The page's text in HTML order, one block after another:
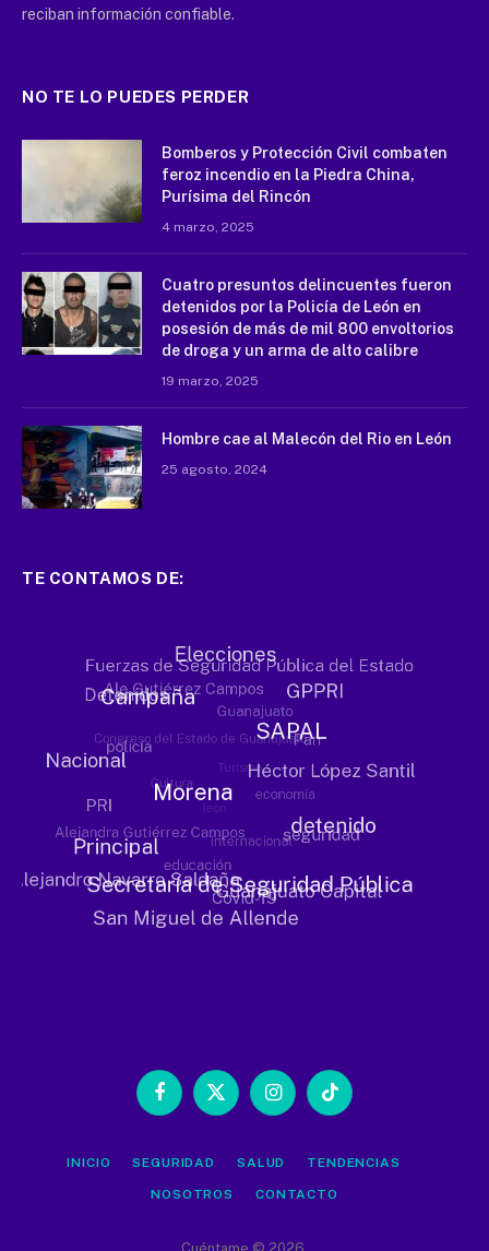
reciban información confiable.
NO TE LO PUEDES PERDER
Bomberos y Protección Civil combaten
feroz incendio en la Piedra China,
Purísima del Rincón
4 marzo, 2025
Cuatro presuntos delincuentes fueron
detenidos por la Policía de León en
posesión de más de mil 800 envoltorios
de droga y un arma de alto calibre
19 marzo, 2025
Hombre cae al Malecón del Rio en León
25 agosto, 2024
TE CONTAMOS DE:
Facebook
X
InstagramTikTok
INICIO SEGURIDAD SALUD TENDENCIAS
NOSOTROS CONTACTO